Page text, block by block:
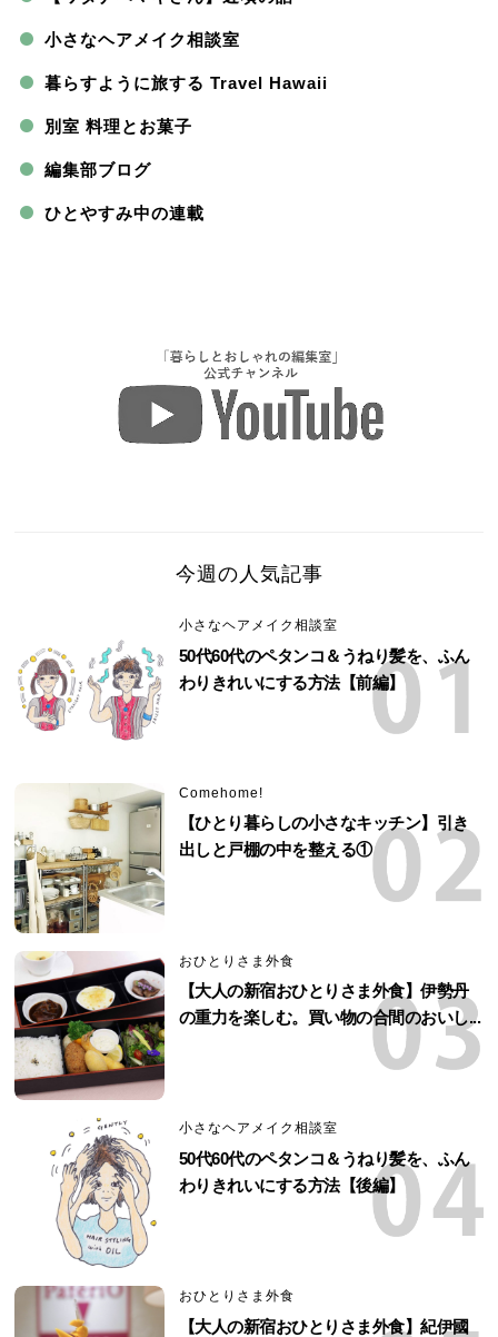
小さなヘアメイク相談室
暮らすように旅する Travel Hawaii
別室 料理とお菓子
編集部ブログ
ひとやすみ中の連載
今週の人気記事
小さなヘアメイク相談室
50代60代のペタンコ＆うねり髪を、ふん
わりきれいにする方法【前編】
Comehome!
【ひとり暮らしの小さなキッチン】引き
出しと戸棚の中を整える①
おひとりさま外食
【大人の新宿おひとりさま外食】伊勢丹
の重力を楽しむ。買い物の合間のおいし...
小さなヘアメイク相談室
50代60代のペタンコ＆うねり髪を、ふん
わりきれいにする方法【後編】
おひとりさま外食
【大人の新宿おひとりさま外食】紀伊國